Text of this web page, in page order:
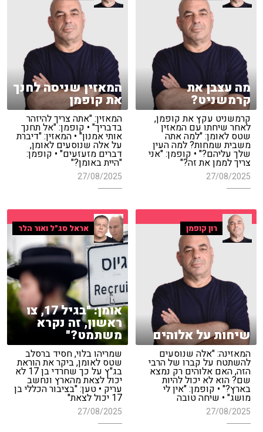
מה עצבן את
קרמשניט?
קרמשניט עקץ את קופמן,
לאחר שיחתו עם המאזין
שטס לאומן: "למה אתה
משבית שמחות? למה העין
שלך עליהם?" • קופמן: "אני
צריך לממן את זה?"
27/08/2025
המאזין שניסה לחנך
את קופמן
המאזין: "אתה צריך להיזהר
בדבריך" • קופמן: "אל תחנך
אותי אמנון" • המאזין: "דיברת
על אלה שנוסעים לאומן,
דברים מזעזעים" • קופמן:
"היית באומן?"
27/08/2025
רון קופמן
שיחות על אלוהים
המאזינה: "אלה שנוסעים
להשתטח על קברו של הרבי
הזה, האם אלוהים רק נמצא
שם? הוא לא יכול להיות
בארץ?" • קופמן: "אין לי
מושג" • שיחה טובה
27/08/2025
אראל סג"ל ואור הלר
אומן: "בגיל 17, צו
ראשון, זה נקרא
משתמט?"
שמריהו בלוי, חסיד ברסלב
שטס לאומן, ביקר את הוראת
בג"ץ על כך שחרדי בן 17 לא
יכול לצאת מהארץ ונחשב
עריק • טען: "בציבור הכללי בן
17 יכול לצאת"
27/08/2025